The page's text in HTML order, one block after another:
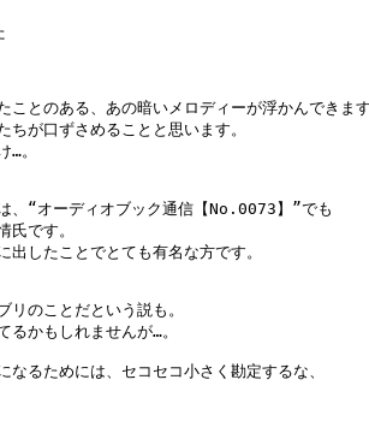
ことのある、あの暗いメロディーが浮かんできま
ちが口ずさめることと思います。
…。
、“オーディオブック通信【No.0073】”でも
氏です。
出したことでとても有名な方です。
リのことだという説も。
るかもしれませんが…。
なるためには、セコセコ小さく勘定するな、